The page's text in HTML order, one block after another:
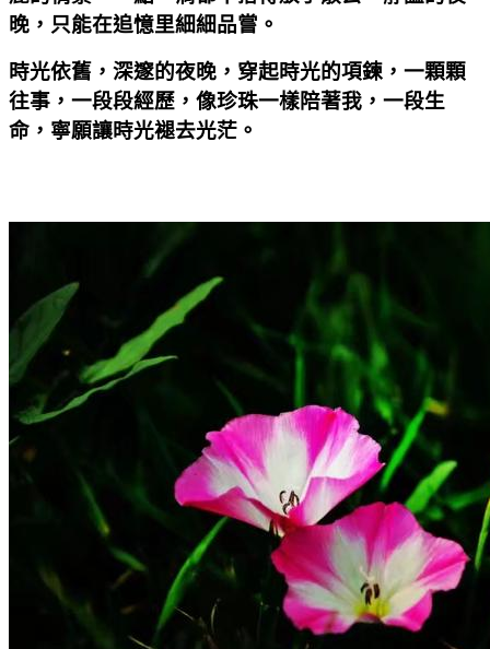
晚，只能在追憶里細細品嘗。
時光依舊，深邃的夜晚，穿起時光的項鍊，一顆顆
往事，一段段經歷，像珍珠一樣陪著我，一段生
命，寧願讓時光褪去光茫。